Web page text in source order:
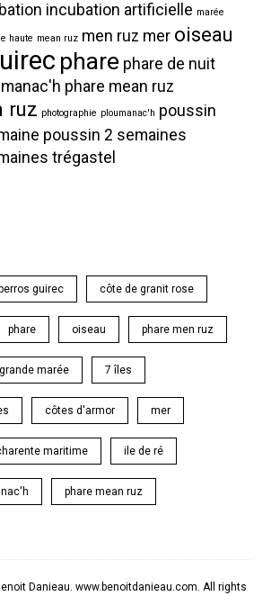
incubation artificielle marée
haute mean ruz men ruz mer oiseau
phare phare de nuit
phare mean ruz
ruz photographie ploumanac'h poussin
poussin 2 semaines
trégastel
guirec côte de granit rose
phare oiseau phare men ruz
grande marée 7 îles
côtes d'armor mer
maritime ile de ré
phare mean ruz
Danieau. www.benoitdanieau.com. All rights